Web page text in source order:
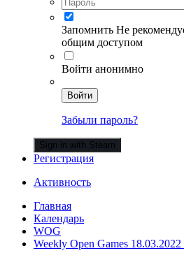
Запомнить Не
общим доступом
Войти анонимно
Войти
Забыли пароль?
Sign in with Steam
Регистрация
Активность
Главная
Календарь
WOG
Weekly Open Games